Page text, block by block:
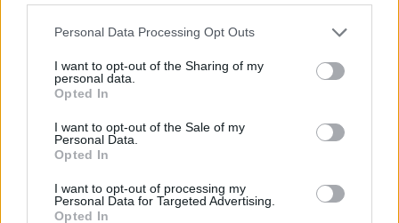
Please note that this website/app uses one or more Google
not limited to your visit or usage behaviour. You may click to
grant or deny consent to Google and its third-party tags to
use your data for below specified purposes in below Google
consent section.
Personal Data Processing Opt Outs
I want to opt-out of the Sharing of my
personal data.
Opted In
I want to opt-out of the Sale of my
Personal Data.
Opted In
I want to opt-out of processing my
Personal Data for Targeted Advertising.
Opted In
is
loading.
modal
the server or network failed or because the format